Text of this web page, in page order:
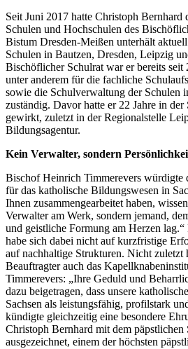
Seit Juni 2017 hatte Christoph
Schulen und Hochschulen des
Bistum Dresden-Meißen unterhält
Schulen in Bautzen, Dresden, Leipzig
Bischöflicher Schulrat war er bereits
unter anderem für die fachliche
sowie die Schulverwaltung der Schulen
zuständig. Davor hatte er 22 Jahre in
gewirkt, zuletzt in der Regionalstelle
Bildungsagentur.
Kein Verwalter, sondern
Bischof Heinrich Timmerevers würdigte
für das katholische Bildungswesen in
Ihnen zusammengearbeitet haben,
Verwalter am Werk, sondern jemand,
und geistliche Formung am Herzen
habe sich dabei nicht auf kurzfristige
auf nachhaltige Strukturen. Nicht zuletzt
Beauftragter auch das
Timmerevers: „Ihre Geduld und
dazu beigetragen, dass unsere
Sachsen als leistungsfähig, profilstark
kündigte gleichzeitig eine besondere
Christoph Bernhard mit dem päpstlichen
ausgezeichnet, einem der höchsten